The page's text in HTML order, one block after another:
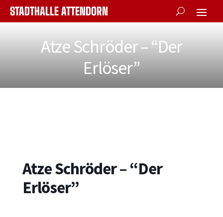
STADTHALLE ATTENDORN
Atze Schröder – “Der
Erlöser”
Atze Schröder – “Der
Erlöser”